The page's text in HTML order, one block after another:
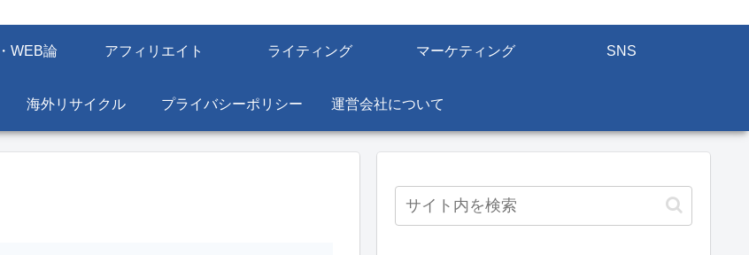
WEB論 アフィリエイト ライティング マーケティング SNS
海外リサイクル プライバシーポリシー 運営会社について